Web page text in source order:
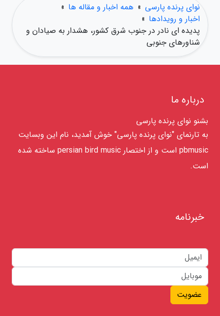
نوای پرنده پارسی » همه اخبار و مقاله ها »
اخبار و رویدادها »
پدیده ای نادر در جنوب شرق کشور، هشدار به صیادان و
شناورهای جنوبی
درباره ما
بشنو نوای پرنده پارسی
به تارنمای "نوای پرنده پارسی" خوش آمدید، نام این وبسایت
pbmusic است و از اختصار persian bird music ساخته شده
است.
خبرنامه
عضویت